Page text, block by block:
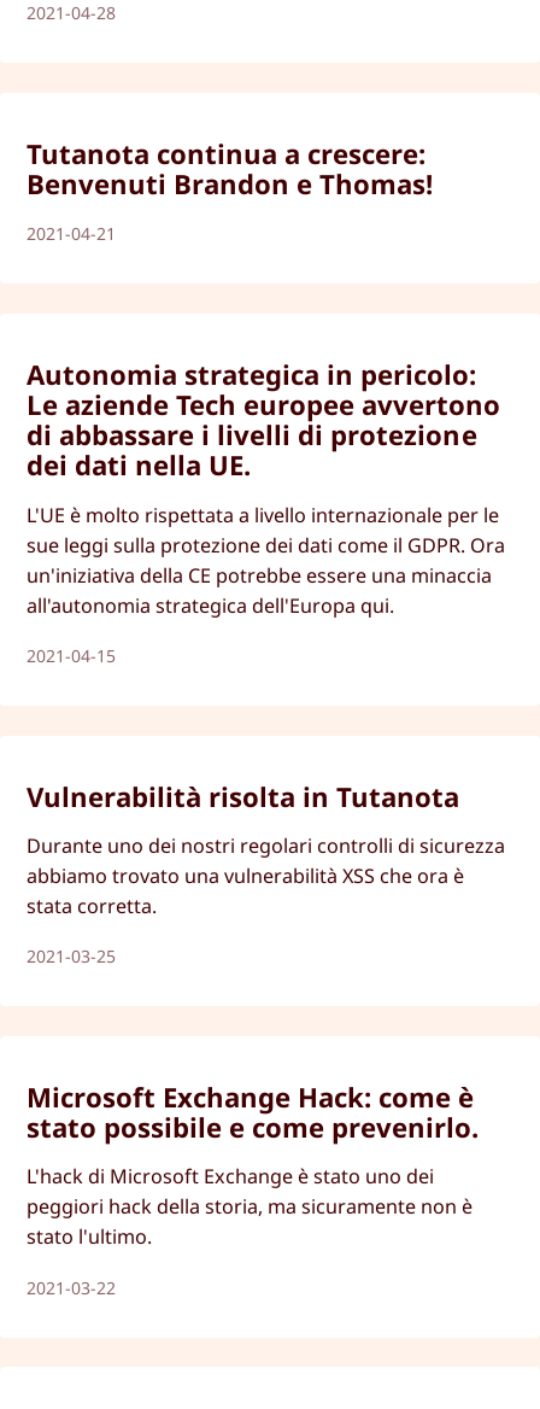
2021-04-28
Tutanota continua a crescere:
Benvenuti Brandon e Thomas!
2021-04-21
Autonomia strategica in pericolo:
Le aziende Tech europee avvertono
di abbassare i livelli di protezione
dei dati nella UE.
L'UE è molto rispettata a livello internazionale per le
sue leggi sulla protezione dei dati come il GDPR. Ora
un'iniziativa della CE potrebbe essere una minaccia
all'autonomia strategica dell'Europa qui.
2021-04-15
Vulnerabilità risolta in Tutanota
Durante uno dei nostri regolari controlli di sicurezza
abbiamo trovato una vulnerabilità XSS che ora è
stata corretta.
2021-03-25
Microsoft Exchange Hack: come è
stato possibile e come prevenirlo.
L'hack di Microsoft Exchange è stato uno dei
peggiori hack della storia, ma sicuramente non è
stato l'ultimo.
2021-03-22